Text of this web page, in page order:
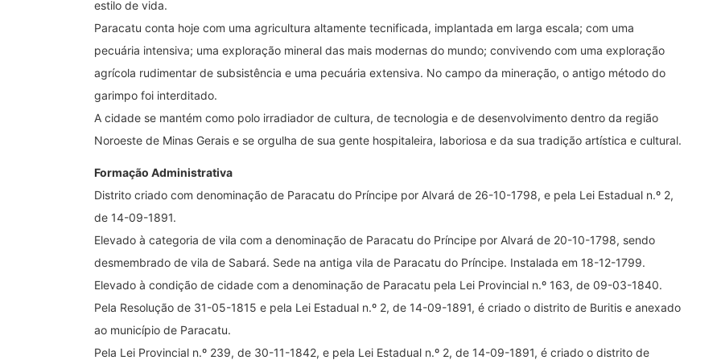
estilo de vida.
Paracatu conta hoje com uma agricultura altamente tecnificada, implantada em larga escala; com uma
pecuária intensiva; uma exploração mineral das mais modernas do mundo; convivendo com uma exploração
agrícola rudimentar de subsistência e uma pecuária extensiva. No campo da mineração, o antigo método do
garimpo foi interditado.
A cidade se mantém como polo irradiador de cultura, de tecnologia e de desenvolvimento dentro da região
Noroeste de Minas Gerais e se orgulha de sua gente hospitaleira, laboriosa e da sua tradição artística e cultural.
Formação Administrativa
Distrito criado com denominação de Paracatu do Príncipe por Alvará de 26-10-1798, e pela Lei Estadual n.º 2,
de 14-09-1891.
Elevado à categoria de vila com a denominação de Paracatu do Príncipe por Alvará de 20-10-1798, sendo
desmembrado de vila de Sabará. Sede na antiga vila de Paracatu do Príncipe. Instalada em 18-12-1799.
Elevado à condição de cidade com a denominação de Paracatu pela Lei Provincial n.º 163, de 09-03-1840.
Pela Resolução de 31-05-1815 e pela Lei Estadual n.º 2, de 14-09-1891, é criado o distrito de Buritis e anexado
ao município de Paracatu.
Pela Lei Provincial n.º 239, de 30-11-1842, e pela Lei Estadual n.º 2, de 14-09-1891, é criado o distrito de